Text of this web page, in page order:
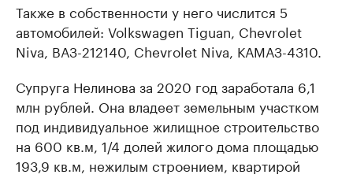
Также в собственности у него числится 5
автомобилей: Volkswagen Tiguan, Chevrolet
Niva, ВАЗ-212140, Chevrolet Niva, КАМАЗ-4310.
Супруга Нелинова за 2020 год заработала 6,1
млн рублей. Она владеет земельным участком
под индивидуальное жилищное строительство
на 600 кв.м, 1/4 долей жилого дома площадью
193,9 кв.м, нежилым строением, квартирой